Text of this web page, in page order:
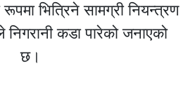
रूपमा भित्रिने सामग्री नियन्त्रण
कडा पारेको जनाएको
छ।